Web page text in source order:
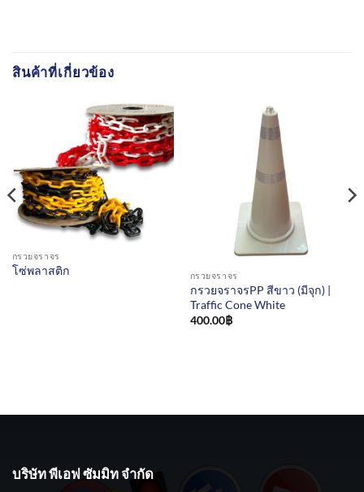
สินค้าที่เกี่ยวข้อง
กรวยจราจร
โซ่พลาสติก กรวยจราจร
กรวยจราจรPP สีขาว (มีจุก) |
Traffic Cone White
400.00฿
บริษัท พีเอฟ ซัมมิท จำกัด